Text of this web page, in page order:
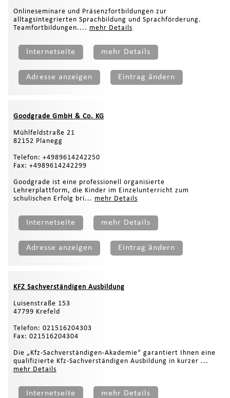
Onlineseminare und Präsenzfortbildungen zur
alltagsintegrierten Sprachbildung und Sprachförderung.
Teamfortbildungen.... mehr Details
Internetseite mehr Details
Adresse anzeigen Eintrag ändern
Goodgrade GmbH & Co. KG
Mühlfeldstraße 21
82152 Planegg
Telefon: +4989614242250
Fax: +4989614242299
Goodgrade ist eine professionell organisierte
Lehrerplattform, die Kinder im Einzelunterricht zum
schulischen Erfolg bri... mehr Details
Internetseite mehr Details
Adresse anzeigen Eintrag ändern
KFZ Sachverständigen Ausbildung
Luisenstraße 153
47799 Krefeld
Telefon: 021516204303
Fax: 021516204304
Die „Kfz-Sachverständigen-Akademie“ garantiert Ihnen eine
qualifizierte Kfz-Sachverständigen Ausbildung in kurzer ...
mehr Details
Internetseite mehr Details